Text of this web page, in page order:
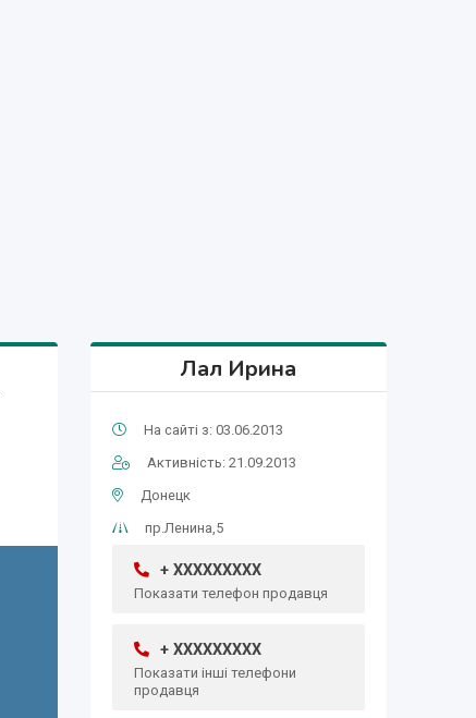
Лал Ирина
На сайті з: 03.06.2013
Активність: 21.09.2013
Донецк
пр.Ленина,5
+ XXXXXXXXX
Показати телефон продавця
+ XXXXXXXXX
Показати інші телефони
продавця